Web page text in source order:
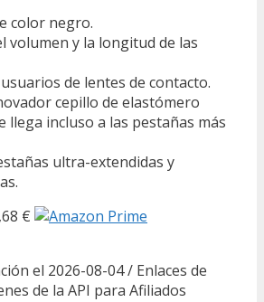
color negro.
volumen y la longitud de las
de lentes de contacto.
cepillo de elastómero
llega incluso a las pestañas más
ultra-extendidas y
€
el 2026-08-04 / Enlaces de
de la API para Afiliados